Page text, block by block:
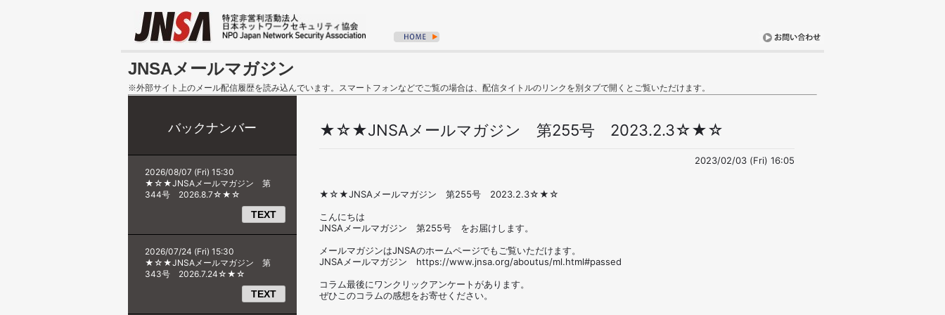
JNSAメールマガジン
※外部サイト上のメール配信履歴を読み込んでいます。スマートフォンなどでご覧の場合は、配信タイトルのリンクを別タブで開くとご覧いただけます。